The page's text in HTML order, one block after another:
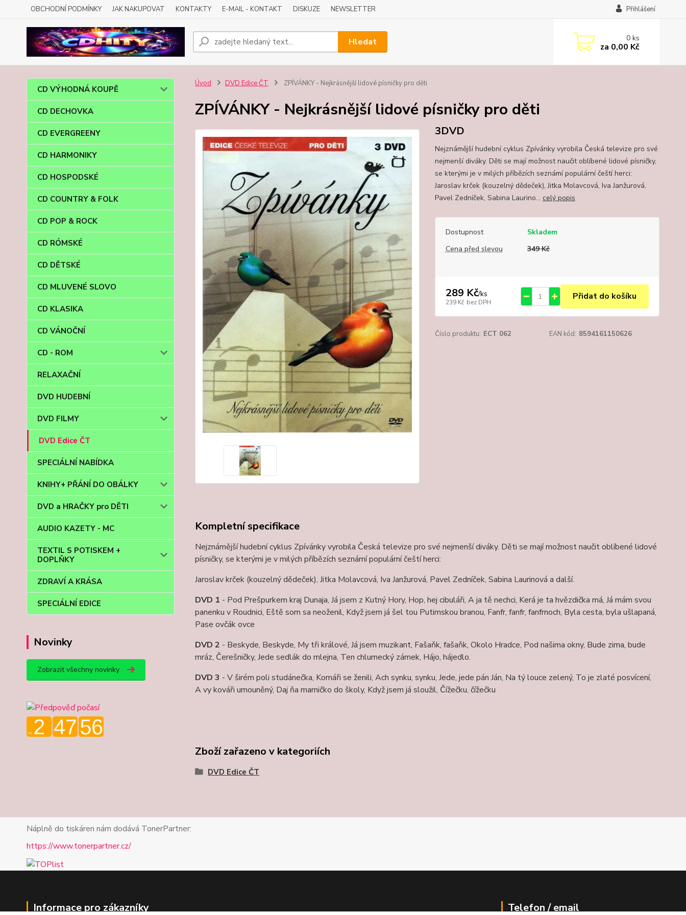
OBCHODNÍ PODMÍNKY JAK NAKUPOVAT KONTAKTY E-MAIL - KONTAKT DISKUZE NEWSLETTER Přihlášení
Hledat 0ks
za 0,00 Kč
CD VÝHODNÁ KOUPĚ
CD DECHOVKA
CD EVERGREENY
CD HARMONIKY
CD HOSPODSKÉ
CD COUNTRY & FOLK
CD POP & ROCK
CD RÓMSKÉ
CD DĚTSKÉ
CD MLUVENÉ SLOVO
CD KLASIKA
CD VÁNOČNÍ
CD - ROM
RELAXAČNÍ
DVD HUDEBNÍ
DVD FILMY
DVD Edice ČT
SPECIÁLNÍ NABÍDKA
KNIHY+ PŘÁNÍ DO OBÁLKY
DVD a HRAČKY pro DĚTI
AUDIO KAZETY - MC
TEXTIL S POTISKEM +
DOPLŇKY
ZDRAVÍ A KRÁSA
SPECIÁLNÍ EDICE
Novinky
Zobrazit všechny novinky
Úvod DVD Edice ČT ZPÍVÁNKY - Nejkrásnější lidové písničky pro děti
ZPÍVÁNKY - Nejkrásnější lidové písničky pro děti
3DVD
Nejznámější hudební cyklus Zpívánky vyrobila Česká televize pro své
nejmenší diváky. Děti se mají možnost naučit oblíbené lidové písničky,
se kterými je v milých příbězích seznámí populární čeští herci:
Jaroslav krček (kouzelný dědeček), Jitka Molavcová, Iva Janžurová,
Pavel Zedníček, Sabina Laurino... celý popis
Dostupnost
Skladem
Cena před slevou
349 Kč
289 Kč/ks
239 Kč bez DPH
Přidat do košíku
Číslo produktu: ECT 062 EAN kód: 8594161150626
Kompletní specifikace
Nejznámější hudební cyklus Zpívánky vyrobila Česká televize pro své nejmenší diváky. Děti se mají možnost naučit oblíbené lidové
písničky, se kterými je v milých příbězích seznámí populární čeští herci:
Jaroslav krček (kouzelný dědeček), Jitka Molavcová, Iva Janžurová, Pavel Zedníček, Sabina Laurinová a další.
DVD 1 - Pod Prešpurkem kraj Dunaja, Já jsem z Kutný Hory, Hop, hej cibuláři, A ja tě nechci, Kerá je ta hvězdička má, Já mám svou
panenku v Roudnici, Eště som sa neoženil, Když jsem já šel tou Putimskou branou, Fanfr, fanfr, fanfrnoch, Byla cesta, byla ušlapaná,
Pase ovčák ovce
DVD 2 - Beskyde, Beskyde, My tři králové, Já jsem muzikant, Fašaňk, fašaňk, Okolo Hradce, Pod našima okny, Bude zima, bude
mráz, Čerešničky, Jede sedlák do mlejna, Ten chlumecký zámek, Hájo, hájedlo.
DVD 3 - V širém poli studánečka, Komáři se ženili, Ach synku, synku, Jede, jede pán Ján, Na tý louce zelený, To je zlaté posvícení,
A vy kováři umouněný, Daj ňa mamičko do školy, Když jsem já sloužil, Čížečku, čížečku
Zboží zařazeno v kategoriích
DVD Edice ČT
Náplně do tiskáren nám dodává TonerPartner:
https://www.tonerpartner.cz/
Informace pro zákazníky Telefon / email